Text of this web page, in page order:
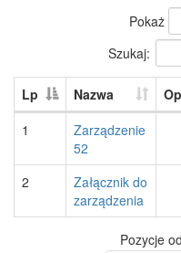
Pokaż
Szukaj:
Lp Nazwa
1
Zarządzenie
52
2
Załącznik do
zarządzenia
Pozycje